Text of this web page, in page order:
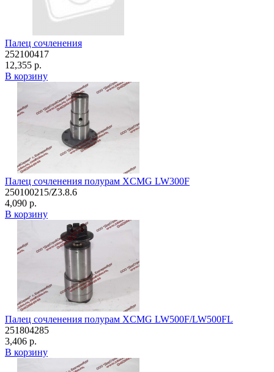
Палец сочленения
252100417
12,355 р.
В корзину
Палец сочленения полурам XCMG LW300F
250100215/Z3.8.6
4,090 р.
В корзину
Палец сочленения полурам XCMG LW500F/LW500FL
251804285
3,406 р.
В корзину